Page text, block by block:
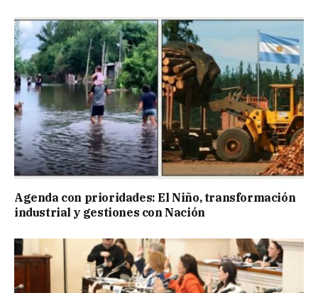
Agenda con prioridades: El Niño, transformación
industrial y gestiones con Nación